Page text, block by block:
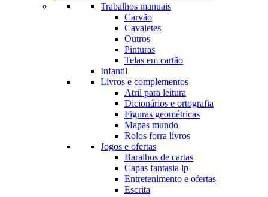
Trabalhos manuais
Carvão
Cavaletes
Outros
Pinturas
Telas em cartão
Infantil
Livros e complementos
Atril para leitura
Dicionários e ortografia
Figuras geométricas
Mapas mundo
Rolos forra livros
Jogos e ofertas
Baralhos de cartas
Capas fantasia lp
Entretenimento e ofertas
Escrita